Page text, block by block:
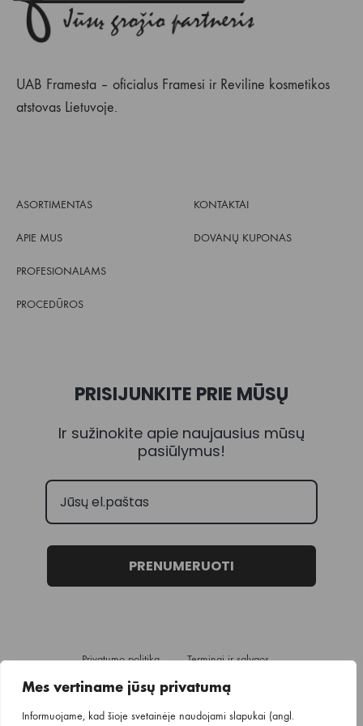
Mes vertiname jūsų privatumą
Informuojame, kad šioje svetainėje naudojami slapukai (angl.
UAB Framesta – oficialus Framesi ir Reviline kosmetikos
atstovas Lietuvoje.
ASORTIMENTAS
APIE MUS
PROFESIONALAMS
PROCEDŪROS
KONTAKTAI
DOVANŲ KUPONAS
PRISIJUNKITE PRIE MŪSŲ
Ir sužinokite apie naujausius mūsų
pasiūlymus!
PRENUMERUOTI
Privatumo politika
Terminai ir sąlygos